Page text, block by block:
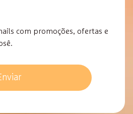
com promoções, ofertas e